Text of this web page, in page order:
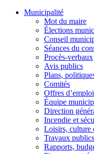
Municipalité
Mot du maire
Élections
Conseil
Séances du
Procès-verbaux
Avis publics
Plans,
Comités
Offres d’emploi
Équipe
Direction
Incendie et
Loisirs, culture
Travaux publics
Rapports,